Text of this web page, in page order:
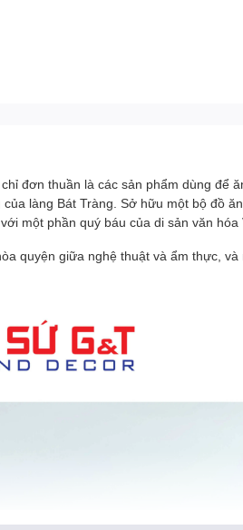
đơn thuần là các sản phẩm dùng để
làng Bát Tràng. Sở hữu một bộ đồ
một phần quý báu của di sản văn hóa
quyện giữa nghệ thuật và ẩm thực,